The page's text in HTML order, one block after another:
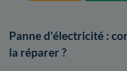
Panne d'électricité :
la réparer ?